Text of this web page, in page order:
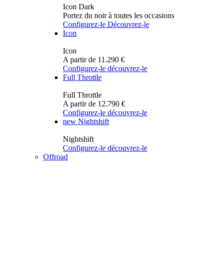
Icon Dark
Portez du noir à toutes les occasions
Configurez-le Découvrez-le
Icon
Icon
A partir de 11.290 €
Configurez-le découvrez-le
Full Throttle
Full Throttle
A partir de 12.790 €
Configurez-le découvrez-le
new Nightshift
Nightshift
Configurez-le découvrez-le
Offroad